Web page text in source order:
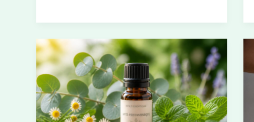
traitements
adultes
et
enfants